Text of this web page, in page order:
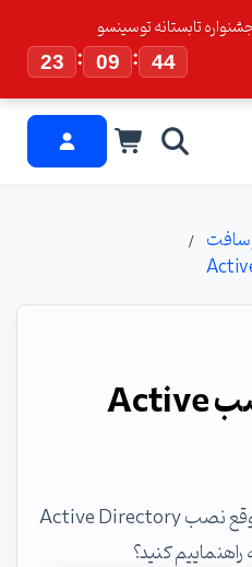
تابستانه توسینسو
23
: 09 : 43
ٍخطا در موقع نصب Active
با سلام به دوستان، من در موقع نصب Active Directory
کنید؟